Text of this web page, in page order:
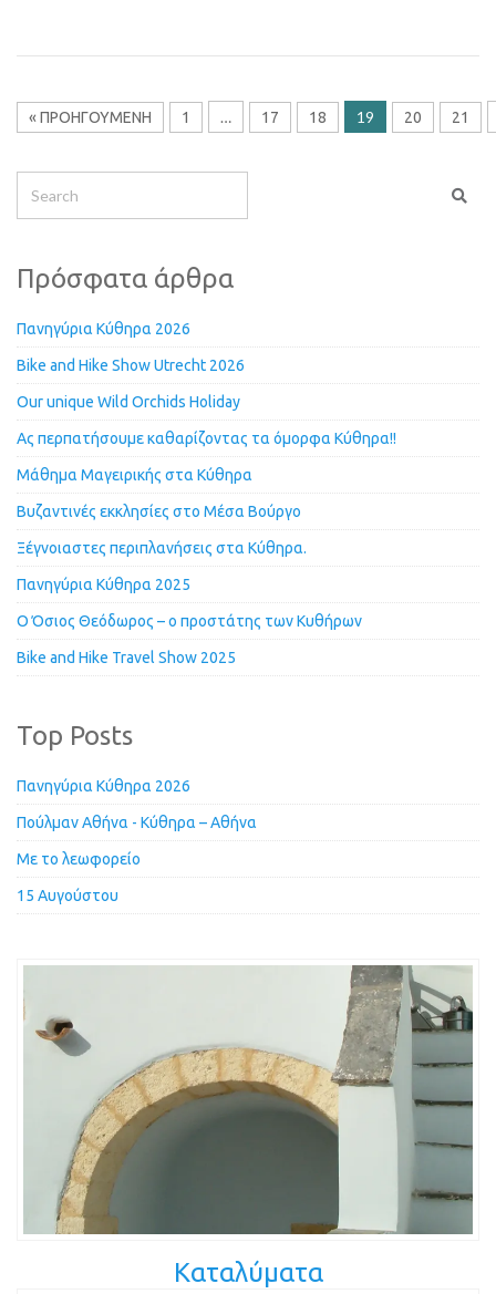
« ΠΡΟΗΓΟΎΜΕΝΗ 1 … 17 18 19 20 21
Πρόσφατα άρθρα
Πανηγύρια Κύθηρα 2026
Bike and Hike Show Utrecht 2026
Our unique Wild Orchids Holiday
Ας περπατήσουμε καθαρίζοντας τα όμορφα Κύθηρα!!
Μάθημα Μαγειρικής στα Κύθηρα
Βυζαντινές εκκλησίες στο Μέσα Βούργο
Ξέγνοιαστες περιπλανήσεις στα Κύθηρα.
Πανηγύρια Κύθηρα 2025
Ο Όσιος Θεόδωρος – ο προστάτης των Κυθήρων
Bike and Hike Travel Show 2025
Top Posts
Πανηγύρια Κύθηρα 2026
Πούλμαν Αθήνα - Κύθηρα – Αθήνα
Με το λεωφορείο
15 Αυγούστου
Καταλύματα